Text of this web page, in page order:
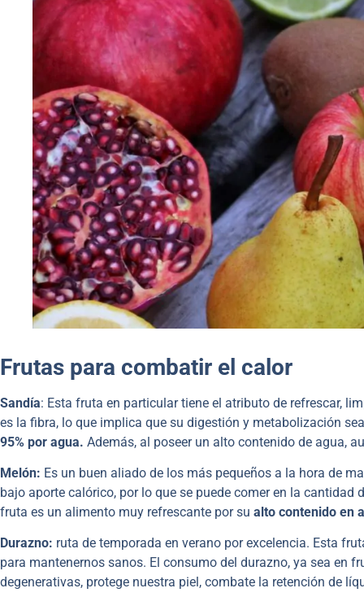
Frutas para combatir el calor
Sandía: Esta fruta en particular tiene el atributo de refrescar,
es la fibra, lo que implica que su digestión y metabolización
95% por agua. Además, al poseer un alto contenido de agua,
Melón: Es un buen aliado de los más pequeños a la hora de
bajo aporte calórico, por lo que se puede comer en la cantidad
fruta es un alimento muy refrescante por su alto contenido en
Durazno: ruta de temporada en verano por excelencia. Esta
para mantenernos sanos. El consumo del durazno, ya sea en
degenerativas, protege nuestra piel, combate la retención de